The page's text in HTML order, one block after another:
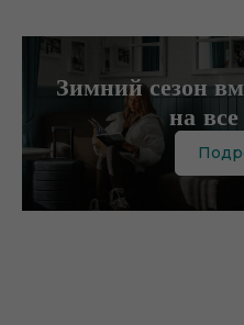
Зимний сезон
на